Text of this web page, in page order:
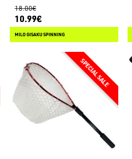
18.00€
10.99€
MILO GISAKU SPINNING